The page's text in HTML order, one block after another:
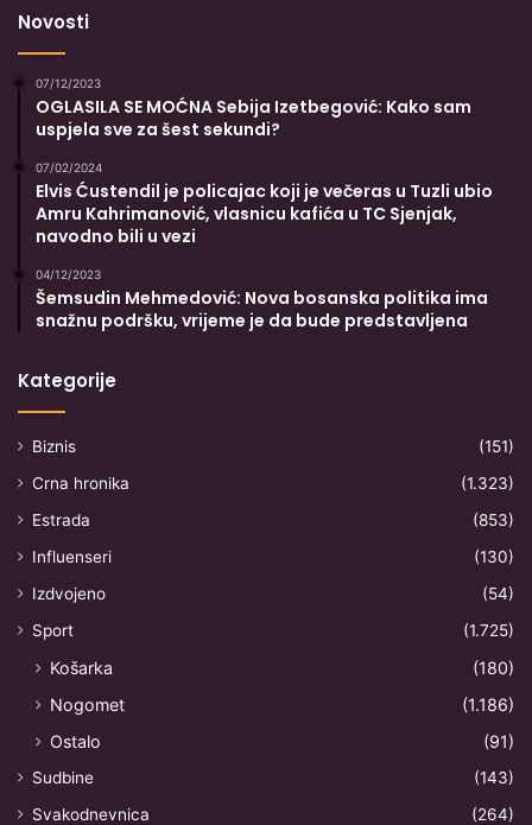
Novosti
07/12/2023
OGLASILA SE MOĆNA Sebija Izetbegović: Kako sam
uspjela sve za šest sekundi?
07/02/2024
Elvis Ćustendil je policajac koji je večeras u Tuzli ubio
Amru Kahrimanović, vlasnicu kafića u TC Sjenjak,
navodno bili u vezi
04/12/2023
Šemsudin Mehmedović: Nova bosanska politika ima
snažnu podršku, vrijeme je da bude predstavljena
Kategorije
Biznis
(151)
Crna hronika
(1.323)
Estrada
(853)
Influenseri
(130)
Izdvojeno
(54)
Sport
(1.725)
Košarka
(180)
Nogomet
(1.186)
Ostalo
(91)
Sudbine
(143)
Svakodnevnica
(264)